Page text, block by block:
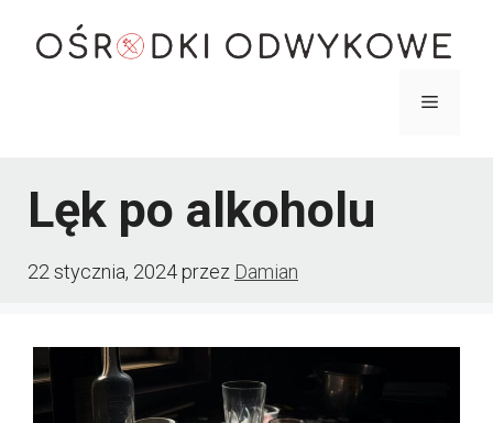
Menu
Lęk po alkoholu
22 stycznia, 2024przez Damian